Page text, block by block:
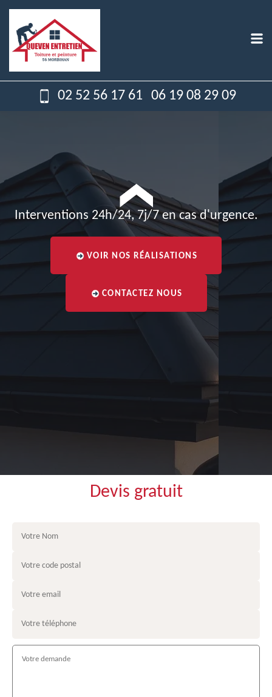
02 52 56 17 61 06 19 08 29 09
Interventions 24h/24, 7j/7 en cas d'urgence.
VOIR NOS RÉALISATIONS
CONTACTEZ NOUS
Devis gratuit